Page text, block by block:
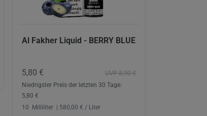
Al Fakher Liquid - BERRY BLUE
UVP 8,90 €
5,80 €
Niedrigster Preis der letzten 30 Tage:
5,80 €
10
Milliliter | 580,00 € / Liter